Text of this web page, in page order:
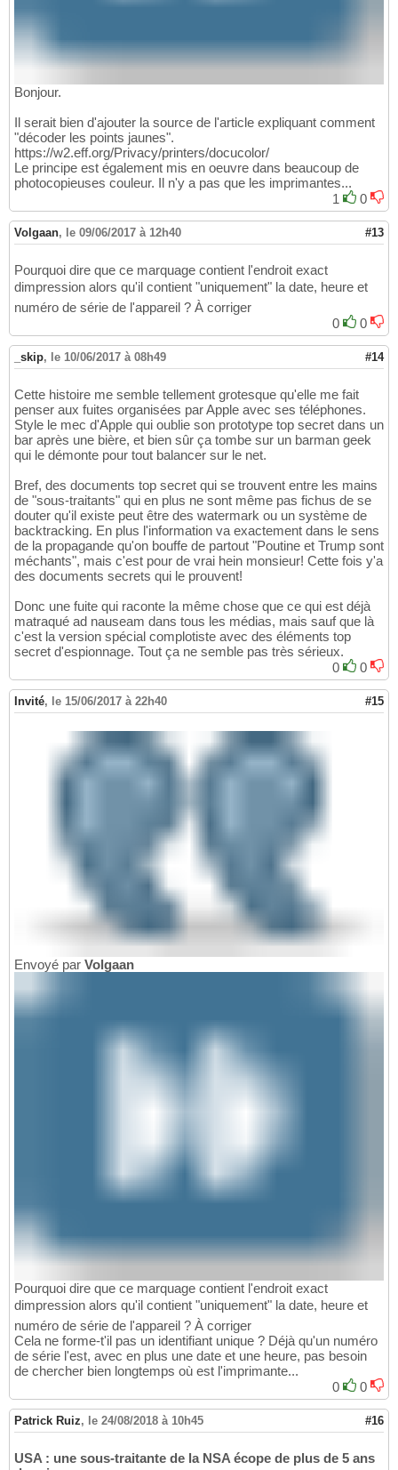
Bonjour.
Il serait bien d'ajouter la source de l'article expliquant comment
"décoder les points jaunes".
https://w2.eff.org/Privacy/printers/docucolor/
Le principe est également mis en oeuvre dans beaucoup de
photocopieuses couleur. Il n'y a pas que les imprimantes...
1
0
Volgaan, le 09/06/2017 à 12h40 #13
Pourquoi dire que ce marquage contient l'endroit exact
dimpression alors qu'il contient "uniquement" la date, heure et
numéro de série de l'appareil ? À corriger
0
0
_skip, le 10/06/2017 à 08h49 #14
Cette histoire me semble tellement grotesque qu'elle me fait
penser aux fuites organisées par Apple avec ses téléphones.
Style le mec d'Apple qui oublie son prototype top secret dans un
bar après une bière, et bien sûr ça tombe sur un barman geek
qui le démonte pour tout balancer sur le net.
Bref, des documents top secret qui se trouvent entre les mains
de "sous-traitants" qui en plus ne sont même pas fichus de se
douter qu'il existe peut être des watermark ou un système de
backtracking. En plus l'information va exactement dans le sens
de la propagande qu'on bouffe de partout "Poutine et Trump sont
méchants", mais c'est pour de vrai hein monsieur! Cette fois y'a
des documents secrets qui le prouvent!
Donc une fuite qui raconte la même chose que ce qui est déjà
matraqué ad nauseam dans tous les médias, mais sauf que là
c'est la version spécial complotiste avec des éléments top
secret d'espionnage. Tout ça ne semble pas très sérieux.
0
0
Invité, le 15/06/2017 à 22h40 #15
Envoyé par Volgaan
Pourquoi dire que ce marquage contient l'endroit exact
dimpression alors qu'il contient "uniquement" la date, heure et
numéro de série de l'appareil ? À corriger
Cela ne forme-t'il pas un identifiant unique ? Déjà qu'un numéro
de série l'est, avec en plus une date et une heure, pas besoin
de chercher bien longtemps où est l'imprimante...
0
0
Patrick Ruiz, le 24/08/2018 à 10h45 #16
USA : une sous-traitante de la NSA écope de plus de 5 ans